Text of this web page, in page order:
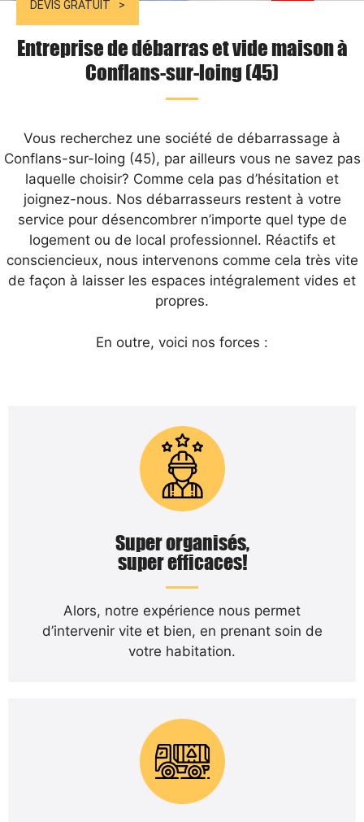
DEVIS GRATUIT
Entreprise de débarras et vide maison à
Conflans-sur-loing (45)
Vous recherchez une société de débarrassage à
Conflans-sur-loing (45), par ailleurs vous ne savez pas
laquelle choisir? Comme cela pas d’hésitation et
joignez-nous. Nos débarrasseurs restent à votre
service pour désencombrer n’importe quel type de
logement ou de local professionnel. Réactifs et
consciencieux, nous intervenons comme cela très vite
de façon à laisser les espaces intégralement vides et
propres.
En outre, voici nos forces :
Super organisés,
super efficaces!
Alors, notre expérience nous permet
d’intervenir vite et bien, en prenant soin de
votre habitation.